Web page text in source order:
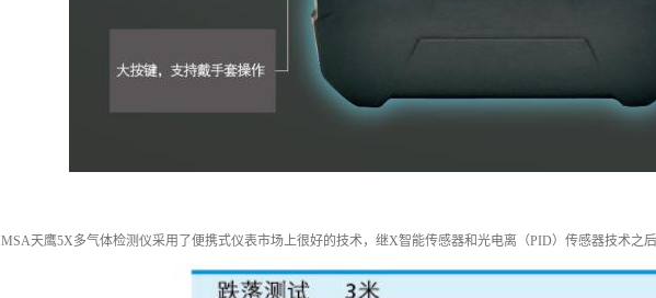
MSA天鹰5X多气体检测仪采用了便携式仪表市场上很好的技术，继X智能传感器和光电离（PID）传感器技术之后